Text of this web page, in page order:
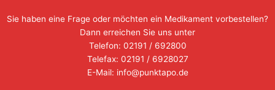
Sie haben eine Frage oder möchten ein Medikament vorbestellen?
Dann erreichen Sie uns unter
Telefon: 02191 / 692800
Telefax: 02191 / 6928027
E-Mail: info@punktapo.de